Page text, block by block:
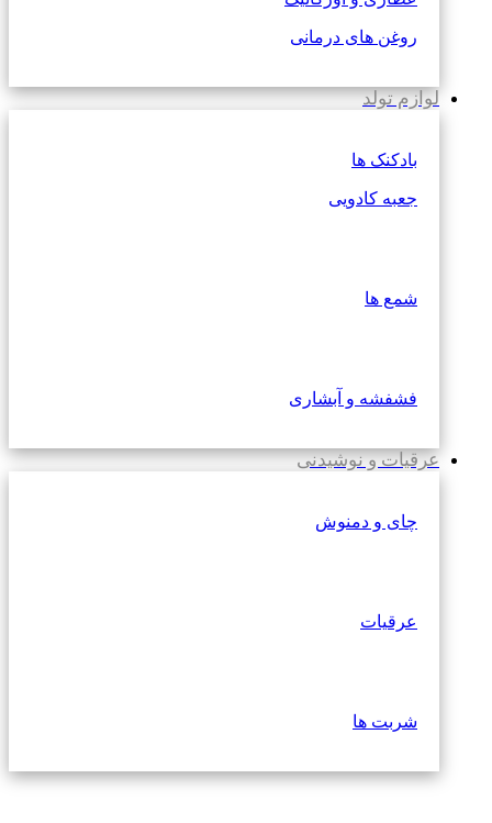
روغن های درمانی
لوازم تولد
بادکنک ها
جعبه کادویی
شمع ها
فشفشه و آبشاری
عرقیات و نوشیدنی
چای و دمنوش
عرقیات
شربت ها